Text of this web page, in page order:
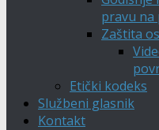
pravu na
Zaštita
Etički kodeks
Službeni glasnik
Kontakt